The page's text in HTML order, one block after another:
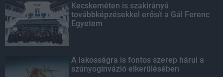
Kecskeméten is szakirányú
továbbképzésekkel erősít a Gál Ferenc
Egyetem
A lakosságra is fontos szerep hárul a
szúnyoginvázió elkerülésében